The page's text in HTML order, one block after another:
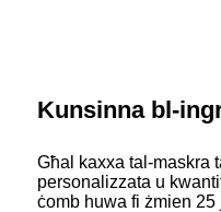
Kunsinna bl-
Għal kaxxa tal-maskra
personalizzata u
ċomb huwa fi żmien 25